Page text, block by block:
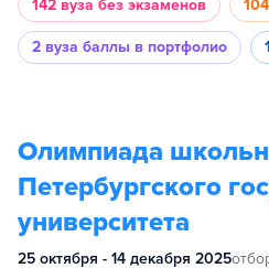
142 вуза без экзаменов
2 вуза баллы в портфолио
Олимпиада
Петербургского
университета
25 октября - 14 декабря 2025